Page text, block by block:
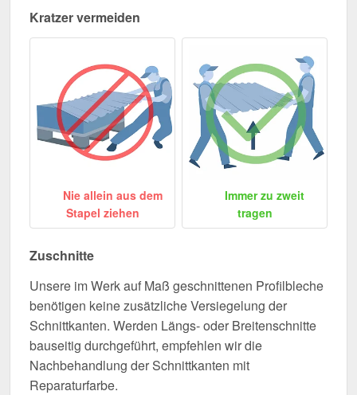
Kratzer vermeiden
Nie allein aus dem
Stapel ziehen
Immer zu zweit
tragen
Zuschnitte
Unsere im Werk auf Maß geschnittenen Profilbleche
benötigen keine zusätzliche Versiegelung der
Schnittkanten. Werden Längs- oder Breitenschnitte
bauseitig durchgeführt, empfehlen wir die
Nachbehandlung der Schnittkanten mit
Reparaturfarbe.